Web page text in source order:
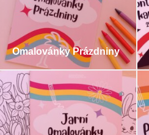
Omalovánky Prázdniny